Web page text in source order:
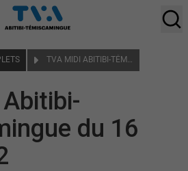
TVA MIDI ABITIBI-TÉMISCAMINGUE DU 16 AOÛT 2022
du 16